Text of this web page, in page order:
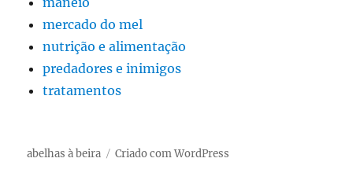
mercado do mel
nutrição e alimentação
predadores e inimigos
tratamentos
abelhas à beira Criado com WordPress